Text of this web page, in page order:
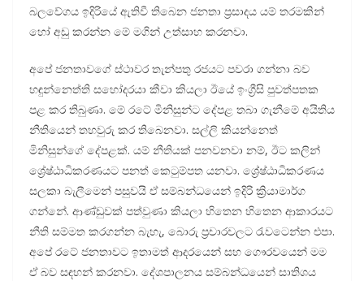
බලවේගය ඉදිරියේ ඇතිවී තිබෙන ජනතා ප්‍රසාදය යම් තරමකින්
හෝ අඩු කරන්න මේ මගින් උත්සාහ කරනවා.
අපේ ජනතාවගේ ස්ථාවර තැන්පතු රජයට පවරා ගන්නා බව
හඳුන්නෙත්ති සහෝදරයා කීවා කියලා ඊයේ ඉංග්‍රීසි පුවත්පතක
පළ කර තිබුණා. මේ රටේ මිනිසුන්ට දේපළ තබා ගැනීමේ අයිතිය
නීතියෙන් තහවුරු කර තිබෙනවා. සල්ලි කියන්නෙත්
මිනිසුන්ගේ දේපළක්. යම් නීතියක් පනවනවා නම්, ඊට කලින්
ශ්‍රේෂ්ඨාධිකරණයට පනත් කෙටුම්පත යනවා. ශ්‍රේෂ්ඨාධිකරණය
සලකා බැලීමෙන් පසුවයි ඒ සම්බන්ධයෙන් ඉදිරි ක්‍රියාමාර්ග
ගන්නේ. ආණ්ඩුවක් පත්වුණා කියලා හිතෙන හිතෙන ආකාරයට
නීති සම්මත කරගන්න බැහැ, බොරු ප්‍රචාරවලට රැවටෙන්න එපා.
අපේ රටේ ජනතාවට ඉතාමත් ආදරයෙන් සහ ගෞරවයෙන් මම
ඒ බව සඳහන් කරනවා. දේශපාලනය සම්බන්ධයෙන් සාතිශය